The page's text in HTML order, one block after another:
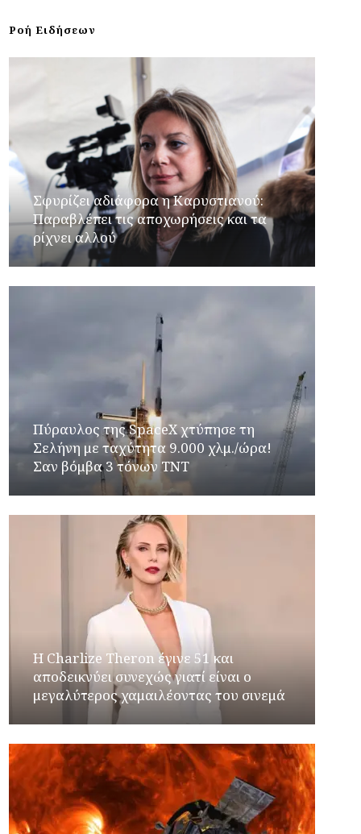
Ροή Ειδήσεων
Σφυρίζει αδιάφορα η Καρυστιανού:
Παραβλέπει τις αποχωρήσεις και τα
ρίχνει αλλού
Πύραυλος της SpaceX χτύπησε τη
Σελήνη με ταχύτητα 9.000 χλμ./ώρα!
Σαν βόμβα 3 τόνων TNT
Η Charlize Theron έγινε 51 και
αποδεικνύει συνεχώς γιατί είναι ο
μεγαλύτερος χαμαιλέοντας του σινεμά